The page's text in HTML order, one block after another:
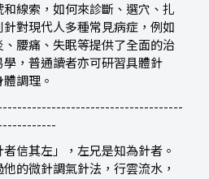
線索，如何來診斷、選穴、扎
對現代人多種常見病症，例如
腰痛、失眠等提供了全面的治
，普通讀者亦可研習具體針
調理。
者信其左」，左兄是知為針者。
的微針調氣針法，行雲流水，